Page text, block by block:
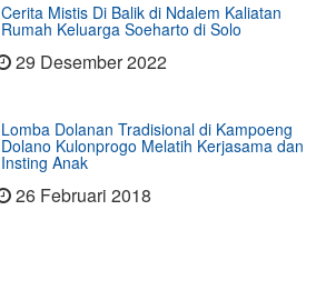
Cerita Mistis Di Balik di Ndalem Kaliatan
Rumah Keluarga Soeharto di Solo
29 Desember 2022
Lomba Dolanan Tradisional di Kampoeng
Dolano Kulonprogo Melatih Kerjasama dan
Insting Anak
26 Februari 2018